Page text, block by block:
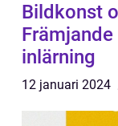
Bildkonst
inlärning
12 januari 2024